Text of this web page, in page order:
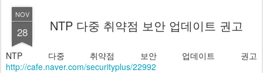
NOV
28 NTP 다중 취약점 보안 업데이트 권고
NTP 다중 취약점 보안 업데이트 권고
http://cafe.naver.com/securityplus/22992